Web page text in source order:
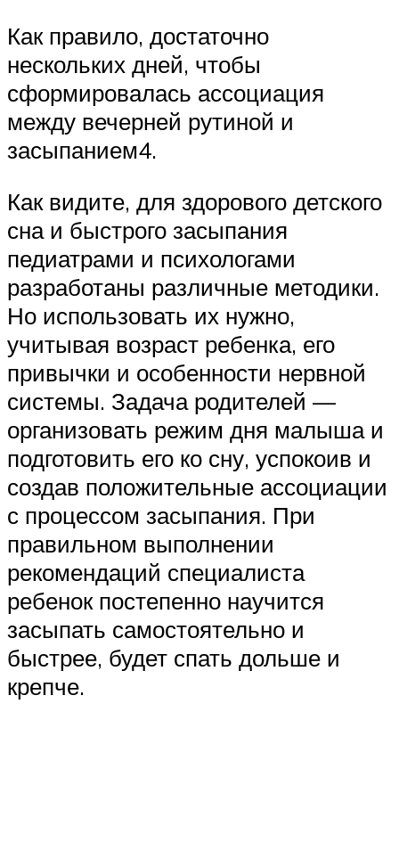
Как правило, достаточно
нескольких дней, чтобы
сформировалась ассоциация
между вечерней рутиной и
засыпанием4.
Как видите, для здорового детского
сна и быстрого засыпания
педиатрами и психологами
разработаны различные методики.
Но использовать их нужно,
учитывая возраст ребенка, его
привычки и особенности нервной
системы. Задача родителей —
организовать режим дня малыша и
подготовить его ко сну, успокоив и
создав положительные ассоциации
с процессом засыпания. При
правильном выполнении
рекомендаций специалиста
ребенок постепенно научится
засыпать самостоятельно и
быстрее, будет спать дольше и
крепче.